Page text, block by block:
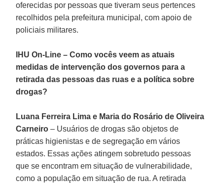
oferecidas por pessoas que tiveram seus pertences
recolhidos pela prefeitura municipal, com apoio de
policiais militares.
IHU On-Line – Como vocês veem as atuais
medidas de intervenção dos governos para a
retirada das pessoas das ruas e a política sobre
drogas?
Luana Ferreira Lima e Maria do Rosário de Oliveira
Carneiro – Usuários de drogas são objetos de
práticas higienistas e de segregação em vários
estados. Essas ações atingem sobretudo pessoas
que se encontram em situação de vulnerabilidade,
como a população em situação de rua. A retirada